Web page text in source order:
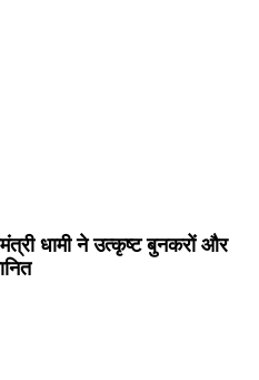
धामी ने उत्कृष्ट बुनकरों और